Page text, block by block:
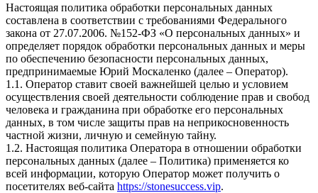
Настоящая политика обработки персональных данных
составлена в соответствии с требованиями Федерального
закона от 27.07.2006. №152-ФЗ «О персональных данных» и
определяет порядок обработки персональных данных и меры
по обеспечению безопасности персональных данных,
предпринимаемые Юрий Москаленко (далее – Оператор).
1.1. Оператор ставит своей важнейшей целью и условием
осуществления своей деятельности соблюдение прав и свобод
человека и гражданина при обработке его персональных
данных, в том числе защиты прав на неприкосновенность
частной жизни, личную и семейную тайну.
1.2. Настоящая политика Оператора в отношении обработки
персональных данных (далее – Политика) применяется ко
всей информации, которую Оператор может получить о
посетителях веб-сайта https://stonesuccess.vip.